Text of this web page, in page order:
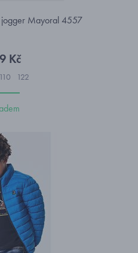
jogger Mayoral 4557
Kč
110 122